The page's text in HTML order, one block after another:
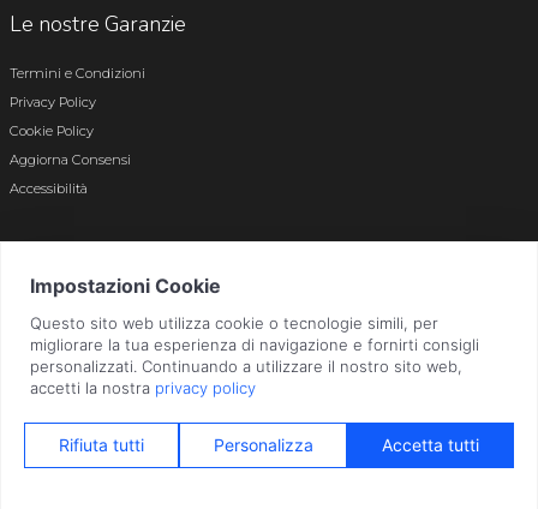
Le nostre Garanzie
Termini e Condizioni
Privacy Policy
Cookie Policy
Aggiorna Consensi
Accessibilità
Bergamo n. 01496180165 · Capitale Sociale i.v. € 800.000,00